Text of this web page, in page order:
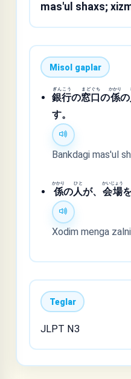
mas'ul shaxs;
Misol gaplar
銀行
ぎんこう
の窓口
まどぐち
の係
かかり
の
す。
Bankdagi mas'ul
係
かかり
の人
ひと
が、 会場
かいじょう
Xodim menga
Teglar
JLPT N3